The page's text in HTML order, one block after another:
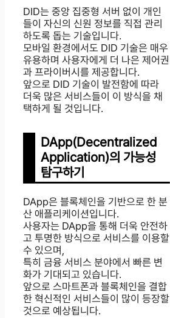
DID는 중앙 집중형 서버 없이 개인
들이 자신의 신원 정보를 직접 관리
하도록 돕는 기술입니다.
모바일 환경에서도 DID 기술은 매우
유용하며 사용자에게 더 나은 제어권
과 프라이버시를 제공합니다.
앞으로 DID 기술이 발전함에 따라
더욱 많은 서비스들이 이 방식을 채
택하게 될 것입니다.
DApp(Decentralized
Application)의 가능성
탐구하기
DApp은 블록체인을 기반으로 한 분
산 애플리케이션입니다.
사용자는 DApp을 통해 더욱 안전하
고 투명한 방식으로 서비스를 이용할
수 있으며,
특히 금융 서비스 분야에서 빠른 변
화가 기대되고 있습니다.
앞으로 스마트폰과 블록체인을 결합
한 혁신적인 서비스들이 많이 등장할
것으로 예상됩니다.